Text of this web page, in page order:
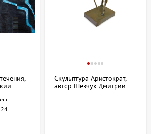
Скульптура Аристократ,
автор Шевчук Дмитрий